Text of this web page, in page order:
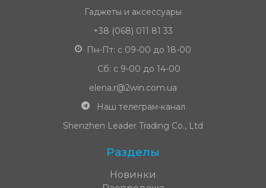
Гаджеты и аксессуары
+38 (068) 011 81 33
Пн-Пт: с 09-00 до 18-00
Сб: с 9-00 до 14-00
elena.r@2win.com.ua
Наш телеграм-канал
Shenzhen Leader Trading Co., Ltd
Разделы
Новинки